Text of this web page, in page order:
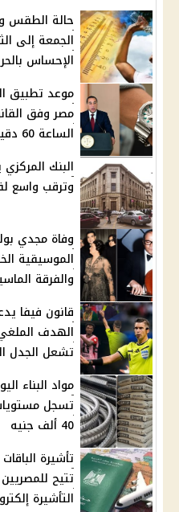
حالة الطقس
الجمعة إلى
الإحساس
مصر وفق
الساعة 60 دقيقة
البنك
وترقب واسع
وفاة مجدي
الموسيقية
والفرقة
قانون فيفا
تشعل الجدل
مواد البناء
تسجل
40 ألف جنيه
تأشيرة
تتيح
التأشيرة